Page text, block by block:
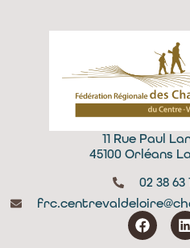
11 Rue Paul
45100 Orléans
02 38 63